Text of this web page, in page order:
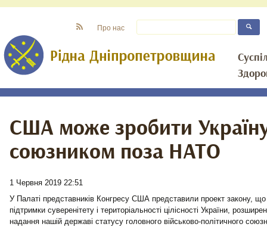
Про нас
США може зробити
союзником поза НАТО
1 Червня 2019 22:51
У Палаті представників Конгресу США представили проект закону,
підтримки суверенітету і територіальності цілісності України,
надання нашій державі статусу головного військово-політичного